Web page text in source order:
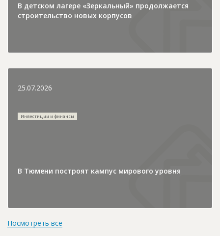
В детском лагере «Зеркальный» продолжается
строительство новых корпусов
25.07.2026
Инвестиции и финансы
В Тюмени построят кампус мирового уровня
Посмотреть все